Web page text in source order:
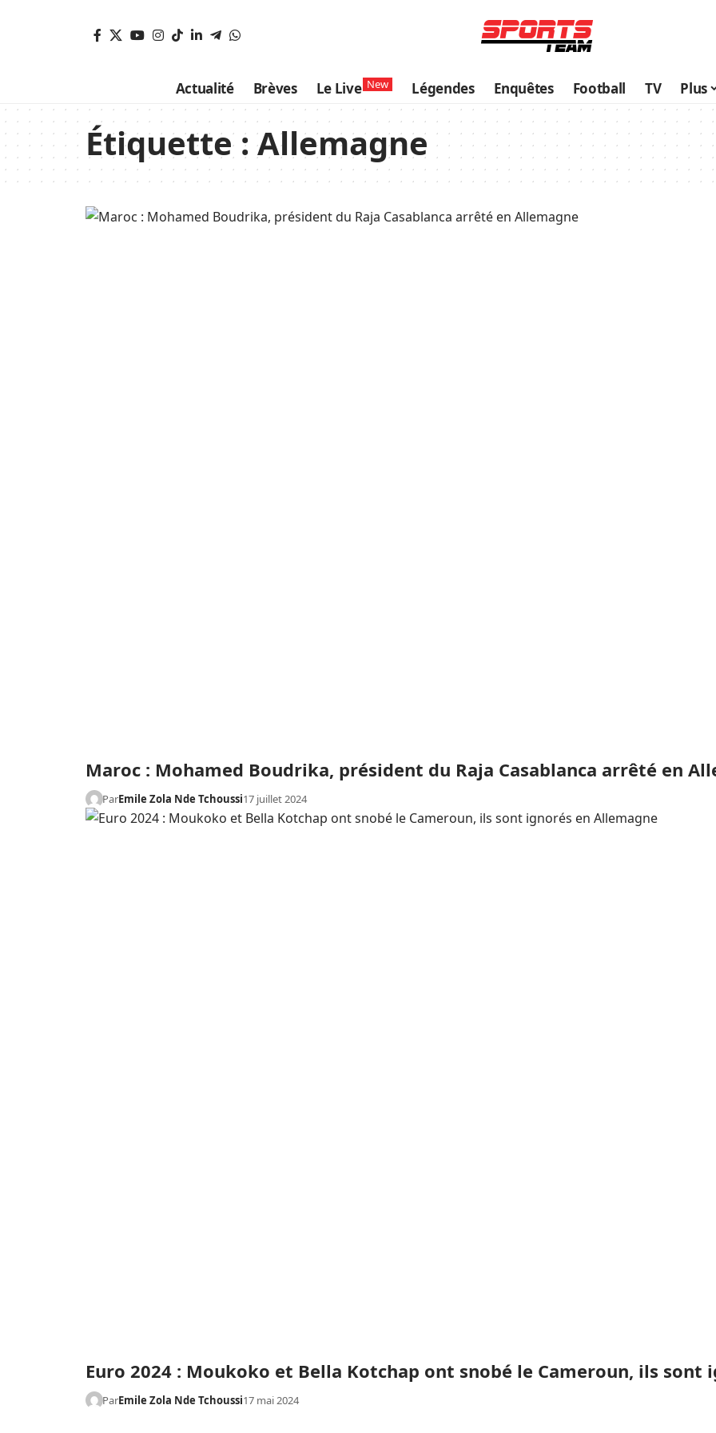
Actualité Brèves Le Live New Légendes Enquêtes Football TV Plus
Étiquette :Allemagne
Maroc : Mohamed Boudrika, président du Raja Casablanca arrêté en
ParEmile Zola Nde Tchoussi17 juillet 2024
Euro 2024 : Moukoko et Bella Kotchap ont snobé le Cameroun, ils sont
ParEmile Zola Nde Tchoussi17 mai 2024